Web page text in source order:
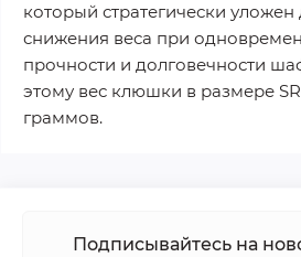
который стратегически уложен
снижения веса при
прочности и долговечности
этому вес клюшки в размере SR
граммов.
Подписывайтесь на